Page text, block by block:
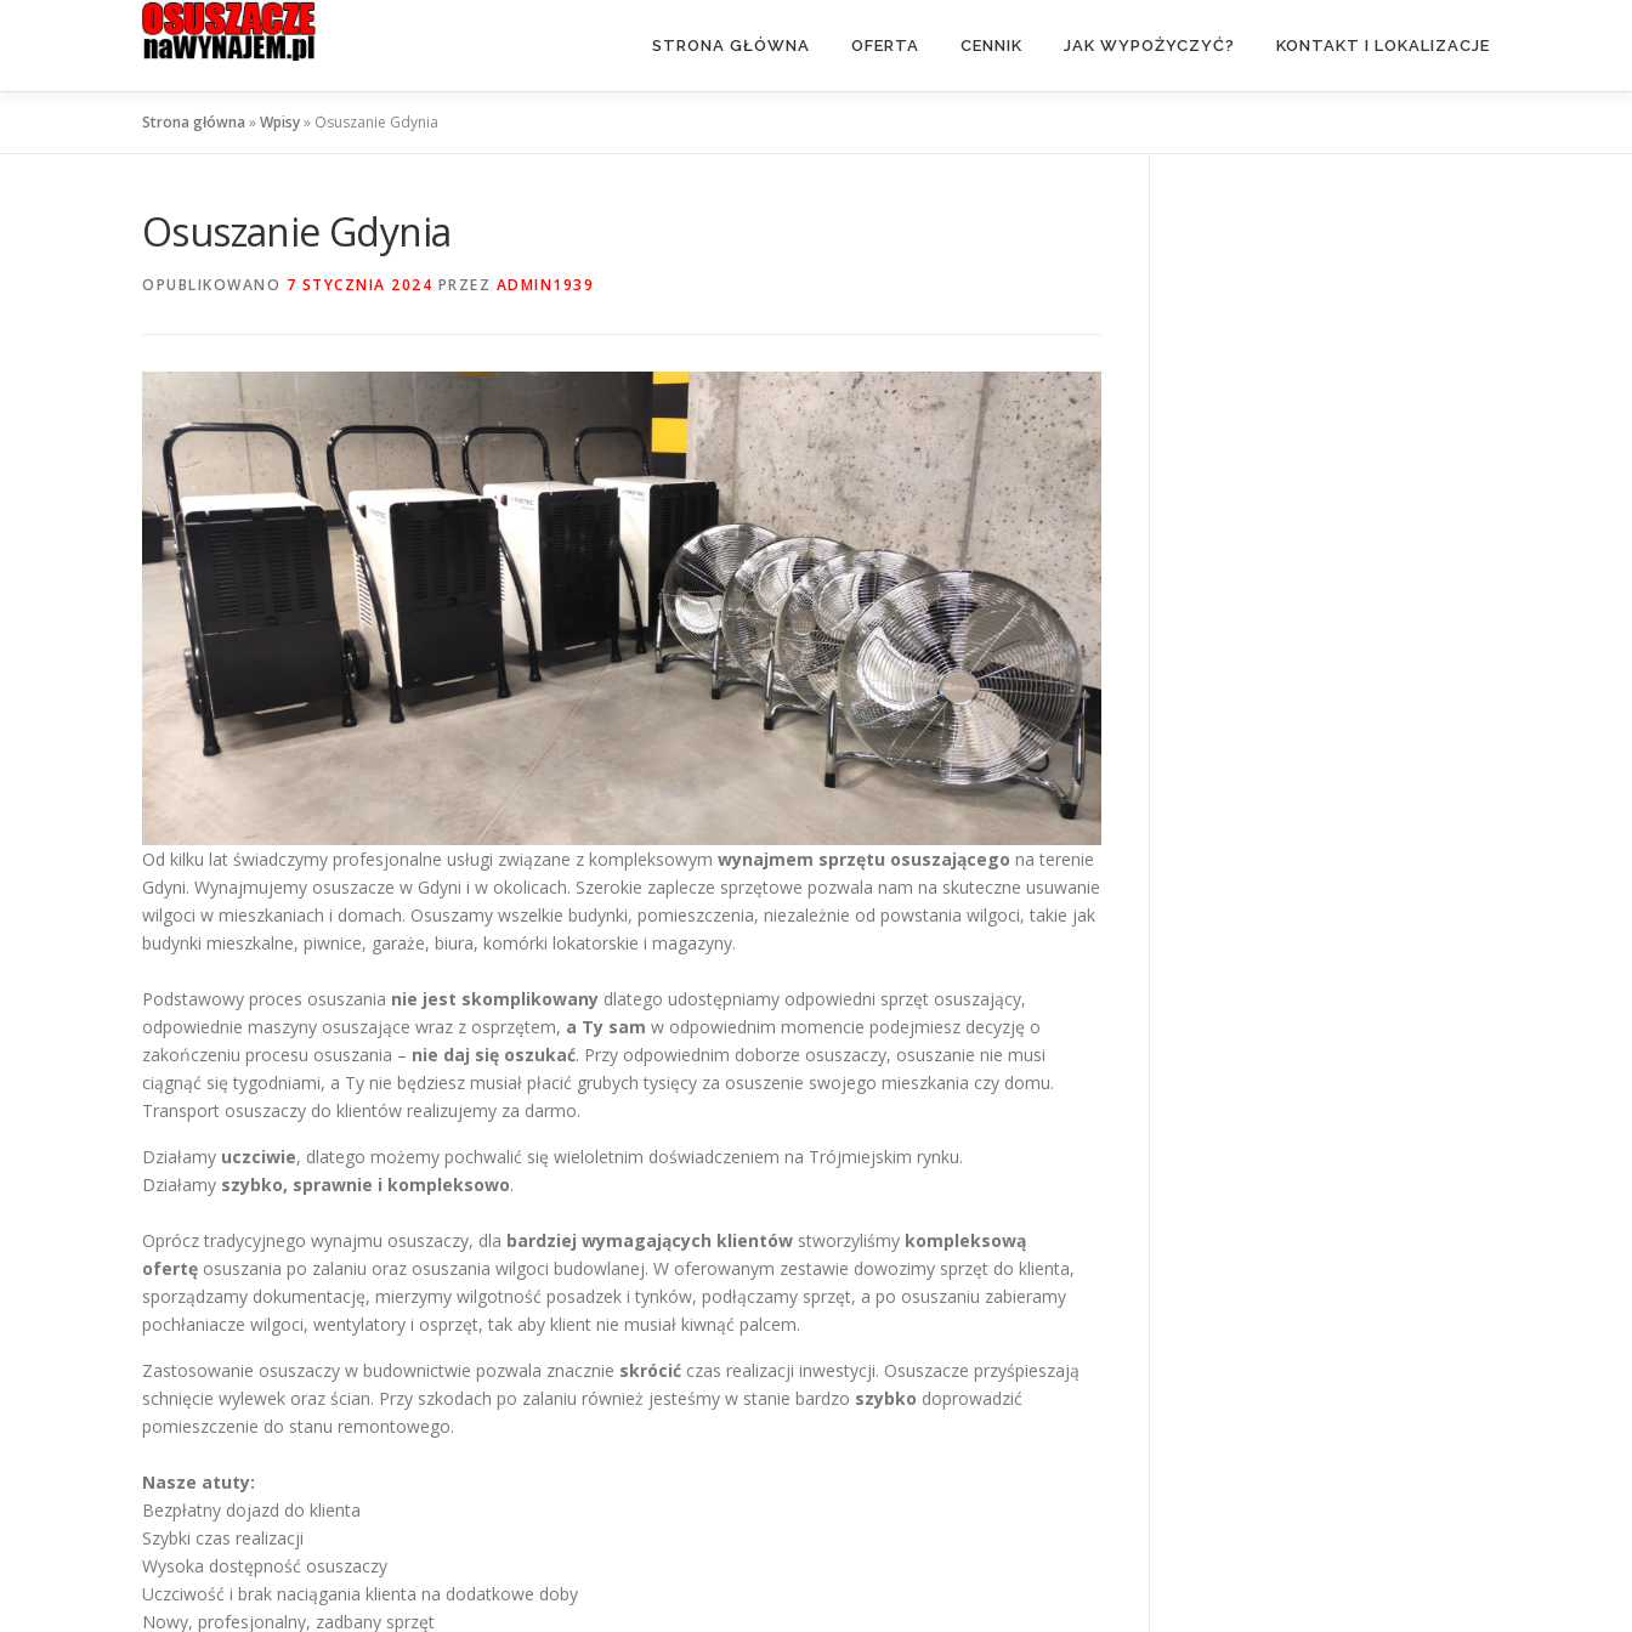
STRONA GŁÓWNA OFERTA CENNIK JAK WYPOŻYCZYĆ? KONTAKT I LOKALIZACJE
Strona główna »Wpisy» Osuszanie Gdynia
Osuszanie Gdynia
OPUBLIKOWANO 7 STYCZNIA 2024 PRZEZ ADMIN1939
Od kilku lat świadczymy profesjonalne usługi związane z kompleksowym wynajmem sprzętu osuszającego na terenie
Gdyni. Wynajmujemy osuszacze w Gdyni i w okolicach. Szerokie zaplecze sprzętowe pozwala nam na skuteczne usuwanie
wilgoci w mieszkaniach i domach. Osuszamy wszelkie budynki, pomieszczenia, niezależnie od powstania wilgoci, takie jak
budynki mieszkalne, piwnice, garaże, biura, komórki lokatorskie i magazyny.
Podstawowy proces osuszania nie jest skomplikowany dlatego udostępniamy odpowiedni sprzęt osuszający,
odpowiednie maszyny osuszające wraz z osprzętem, a Ty sam w odpowiednim momencie podejmiesz decyzję o
zakończeniu procesu osuszania – nie daj się oszukać. Przy odpowiednim doborze osuszaczy, osuszanie nie musi
ciągnąć się tygodniami, a Ty nie będziesz musiał płacić grubych tysięcy za osuszenie swojego mieszkania czy domu.
Transport osuszaczy do klientów realizujemy za darmo.
Działamy uczciwie, dlatego możemy pochwalić się wieloletnim doświadczeniem na Trójmiejskim rynku.
Działamy szybko, sprawnie i kompleksowo.
Oprócz tradycyjnego wynajmu osuszaczy, dla bardziej wymagających klientów stworzyliśmy kompleksową
ofertę osuszania po zalaniu oraz osuszania wilgoci budowlanej. W oferowanym zestawie dowozimy sprzęt do klienta,
sporządzamy dokumentację, mierzymy wilgotność posadzek i tynków, podłączamy sprzęt, a po osuszaniu zabieramy
pochłaniacze wilgoci, wentylatory i osprzęt, tak aby klient nie musiał kiwnąć palcem.
Zastosowanie osuszaczy w budownictwie pozwala znacznie skrócić czas realizacji inwestycji. Osuszacze przyśpieszają
schnięcie wylewek oraz ścian. Przy szkodach po zalaniu również jesteśmy w stanie bardzo szybko doprowadzić
pomieszczenie do stanu remontowego.
Nasze atuty:
Bezpłatny dojazd do klienta
Szybki czas realizacji
Wysoka dostępność osuszaczy
Uczciwość i brak naciągania klienta na dodatkowe doby
Nowy, profesjonalny, zadbany sprzęt